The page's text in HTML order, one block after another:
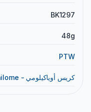
BK1297
48g
PTW
Chris Oyakhilome - كريس أوياكيلومي